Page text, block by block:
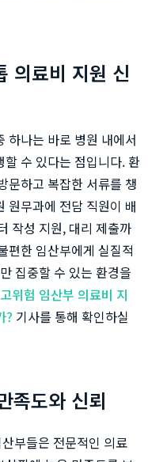
의료비 지원 신
하나는 바로 병원 내에서
수 있다는 점입니다. 환
문하고 복잡한 서류를 챙
원무과에 전담 직원이 배
작성 지원, 대리 제출까
편한 임산부에게 실질적
집중할 수 있는 환경을
위험 임산부 의료비 지
? 기사를 통해 확인하실
족도와 신뢰
부들은 전문적인 의료